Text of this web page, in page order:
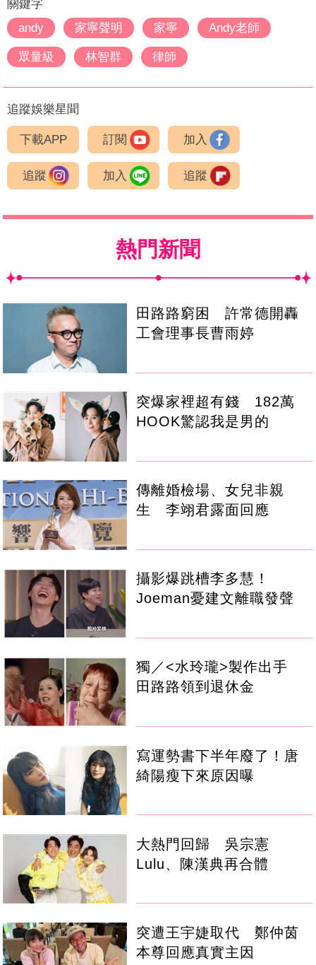
關鍵字
andy
家寧聲明 家寧 Andy老師
眾量級 林智群 律師
追蹤娛樂星聞
下載APP 訂閱 加入
追蹤 加入 追蹤
熱門新聞
田路路窮困 許常德開轟
工會理事長曹雨婷
突爆家裡超有錢 182萬
HOOK驚認我是男的
傳離婚檢場、女兒非親
生 李翊君露面回應
攝影爆跳槽李多慧！
Joeman憂建文離職發聲
獨／<水玲瓏>製作出手
田路路領到退休金
寫運勢書下半年廢了！唐
綺陽瘦下來原因曝
大熱門回歸 吳宗憲
Lulu、陳漢典再合體
突遭王宇婕取代 鄭仲茵
本尊回應真實主因